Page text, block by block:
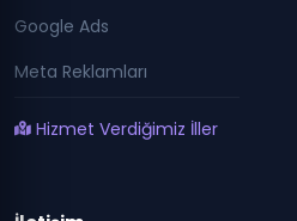
Google Ads
Meta Reklamları
Hizmet Verdiğimiz İller